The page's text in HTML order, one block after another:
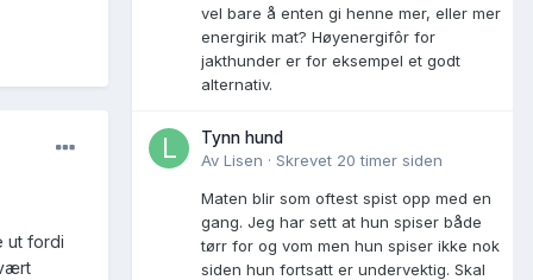
ut fordi
vel bare å enten gi henne mer, eller mer
energirik mat? Høyenergifôr for
jakthunder er for eksempel et godt
alternativ.
Tynn hund
Av Lisen · Skrevet 20 timer siden
Maten blir som oftest spist opp med en
gang. Jeg har sett at hun spiser både
tørr for og vom men hun spiser ikke nok
siden hun fortsatt er undervektig. Skal